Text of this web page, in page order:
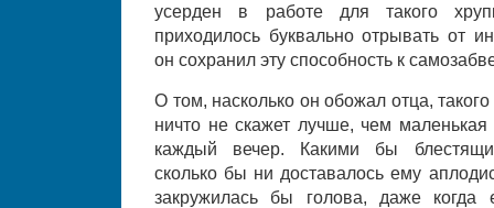
усерден в работе для такого
приходилось буквально отрывать от
он сохранил эту способность к
О том, насколько он обожал отца, такого
ничто не скажет лучше, чем
каждый вечер. Какими бы
сколько бы ни доставалось ему
закружилась бы голова, даже